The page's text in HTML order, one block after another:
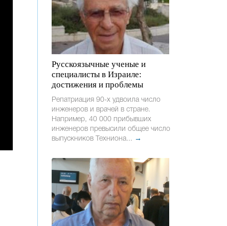
Русскоязычные ученые и
специалисты в Израиле:
достижения и проблемы
Репатриация 90-х удвоила число
инженеров и врачей в стране.
Например, 40 000 прибывших
инженеров превысили общее число
выпускников Техниона... →